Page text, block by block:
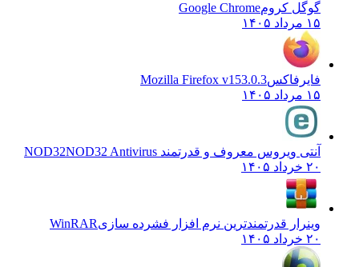
گوگل کرومGoogle Chrome
۱۵ مرداد ۱۴۰۵
فایرفاکسMozilla Firefox v153.0.3
۱۵ مرداد ۱۴۰۵
آنتی ویروس معروف و قدرتمند NOD32 NOD32 Antivirus
۲۰ خرداد ۱۴۰۵
وینرار قدرتمندترین نرم افزار فشرده سازیWinRAR
۲۰ خرداد ۱۴۰۵